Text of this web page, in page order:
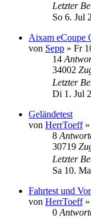
Letzter
So 6. Jul
Aixam eCoupe
von Sepp » Fr
14
34002
Letzter
Di 1. Jul
Geländetest
von HerrToeff»
8
30719
Letzter
Sa 10.
Fahrtest und
von HerrToeff»
0